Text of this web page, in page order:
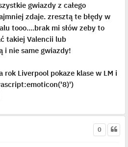
gwiazdy z całego
zdaje. zresztą te błędy w
tooo....brak mi słów zeby to
takiej Valencii lub
i nie same gwiazdy!
rok Liverpool pokaze klase w LM i
0